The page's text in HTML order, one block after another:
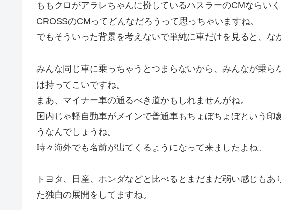
ももクロがアラレちゃんに扮しているハスラーのCMならい
CROSSのCMってどんなだろうって思っちゃいますね。
でもそういった背景を考えないで単純に車だけを見ると、な
みんな同じ車に乗っちゃうとつまらないから、みんなが乗ら
は持ってこいですね。
まあ、マイナー車の通るべき道かもしれませんがね。
国内じゃ軽自動車がメインで普通車もちょぼちょぼという
うなんでしょうね。
時々海外でも名前が出てくるようになって来ましたよね。
トヨタ、日産、ホンダなどと比べるとまだまだ弱い感じも
た独自の展開をしてますね。